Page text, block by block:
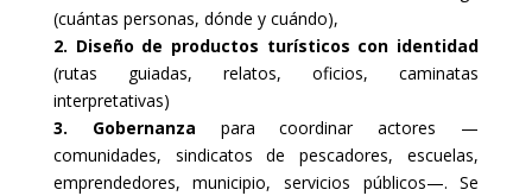
(cuántas personas, dónde y cuándo),
2. Diseño de productos turísticos con identidad
(rutas guiadas, relatos, oficios, caminatas
interpretativas)
3. Gobernanza para coordinar actores —
comunidades, sindicatos de pescadores, escuelas,
emprendedores, municipio, servicios públicos—. Se